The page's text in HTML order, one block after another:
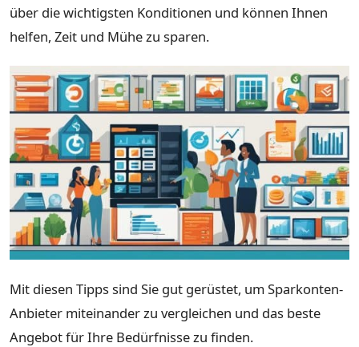
über die wichtigsten Konditionen und können Ihnen
helfen, Zeit und Mühe zu sparen.
Mit diesen Tipps sind Sie gut gerüstet, um Sparkonten-
Anbieter miteinander zu vergleichen und das beste
Angebot für Ihre Bedürfnisse zu finden.